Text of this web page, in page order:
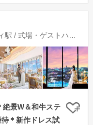
/ 式場・ゲストハウス
絶景W＆和牛ステ
＊新作ドレス試
クリ